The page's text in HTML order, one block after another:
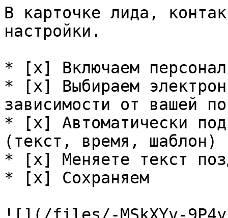
В карточке лида,
настройки.
* [x] Включаем
* [x] Выбираем
зависимости от вашей
* [x] Автоматически
(текст, время, шаблон)
* [x] Меняете текст
* [x] Сохраняем